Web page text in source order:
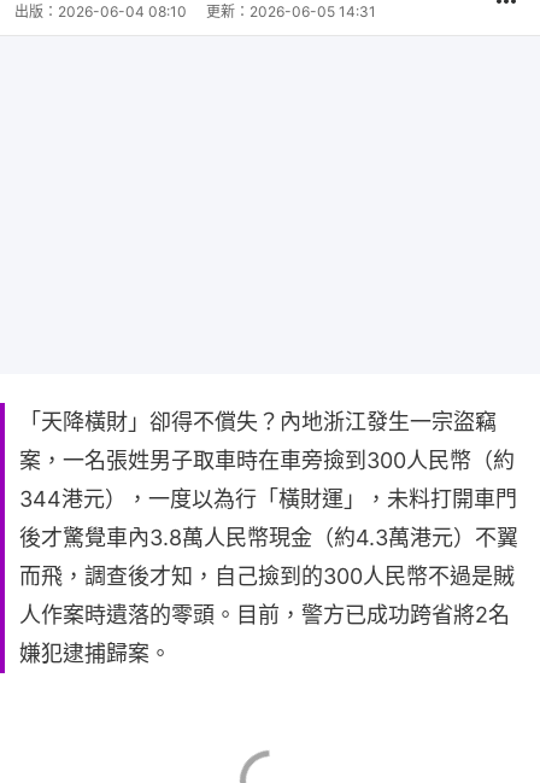
出版： 2026-06-04 08:10 更新： 2026-06-05 14:31
「天降橫財」卻得不償失？內地浙江發生一宗盜竊
案，一名張姓男子取車時在車旁撿到300人民幣（約
344港元），一度以為行「橫財運」，未料打開車門
後才驚覺車內3.8萬人民幣現金（約4.3萬港元）不翼
而飛，調查後才知，自己撿到的300人民幣不過是賊
人作案時遺落的零頭。目前，警方已成功跨省將2名
嫌犯逮捕歸案。